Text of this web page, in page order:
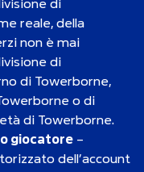
reale, della
non è mai
di
di Towerborne,
o di
di Towerborne.
giocatore –
dell’account